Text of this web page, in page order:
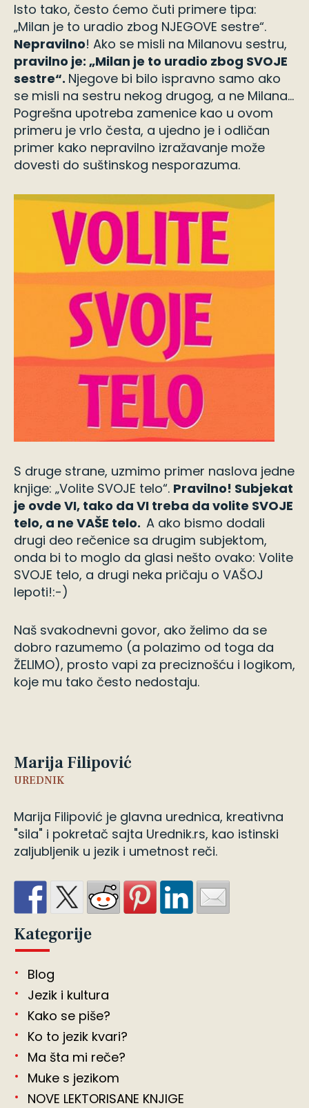
Marija Filipović
UREDNIK
Marija Filipović je glavna urednica, kreativna
"sila" i pokretač sajta Urednik.rs, kao istinski
zaljubljenik u jezik i umetnost reči.
Kategorije
Blog
Jezik i kultura
Kako se piše?
Ko to jezik kvari?
Ma šta mi reče?
Muke s jezikom
NOVE LEKTORISANE KNJIGE
Isto tako, često ćemo čuti primere tipa:
„Milan je to uradio zbog NJEGOVE sestre“.
Nepravilno! Ako se misli na Milanovu sestru,
pravilno je: „Milan je to uradio zbog SVOJE
sestre“. Njegove bi bilo ispravno samo ako
se misli na sestru nekog drugog, a ne Milana…
Pogrešna upotreba zamenice kao u ovom
primeru je vrlo česta, a ujedno je i odličan
primer kako nepravilno izražavanje može
dovesti do suštinskog nesporazuma.
S druge strane, uzmimo primer naslova jedne
knjige: „Volite SVOJE telo“. Pravilno! Subjekat
je ovde VI, tako da VI treba da volite SVOJE
telo, a ne VAŠE telo. A ako bismo dodali
drugi deo rečenice sa drugim subjektom,
onda bi to moglo da glasi nešto ovako: Volite
SVOJE telo, a drugi neka pričaju o VAŠOJ
lepoti!:-)
Naš svakodnevni govor, ako želimo da se
dobro razumemo (a polazimo od toga da
ŽELIMO), prosto vapi za preciznošću i logikom,
koje mu tako često nedostaju.